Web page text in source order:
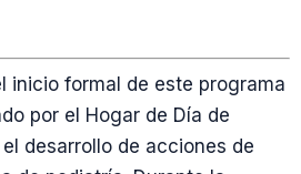
inicio formal de este programa
por el Hogar de Día de
desarrollo de acciones de